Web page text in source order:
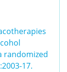
randomized
17.